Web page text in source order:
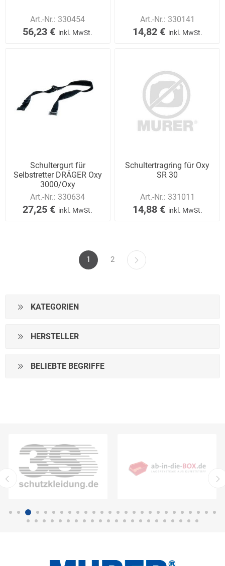
Art.-Nr.: 330454
56,23 € inkl. MwSt.
Art.-Nr.: 330141
14,82 € inkl. MwSt.
Schultergurt für
Selbstretter DRÄGER Oxy
3000/Oxy
Art.-Nr.: 330634
27,25 € inkl. MwSt.
Schultertragring für Oxy
SR 30
Art.-Nr.: 331011
14,88 € inkl. MwSt.
1 2
KATEGORIEN
HERSTELLER
BELIEBTE BEGRIFFE